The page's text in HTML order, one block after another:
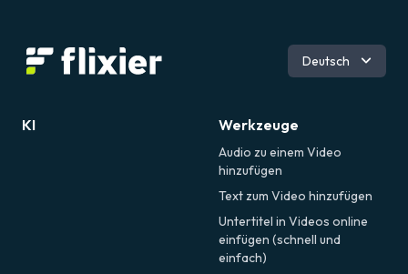
Englisch
Spanisch
Französisch
Deutsch
KI Werkzeuge
Audio zu einem Video
hinzufügen
Text zum Video hinzufügen
Untertitel in Videos online
einfügen (schnell und
einfach)